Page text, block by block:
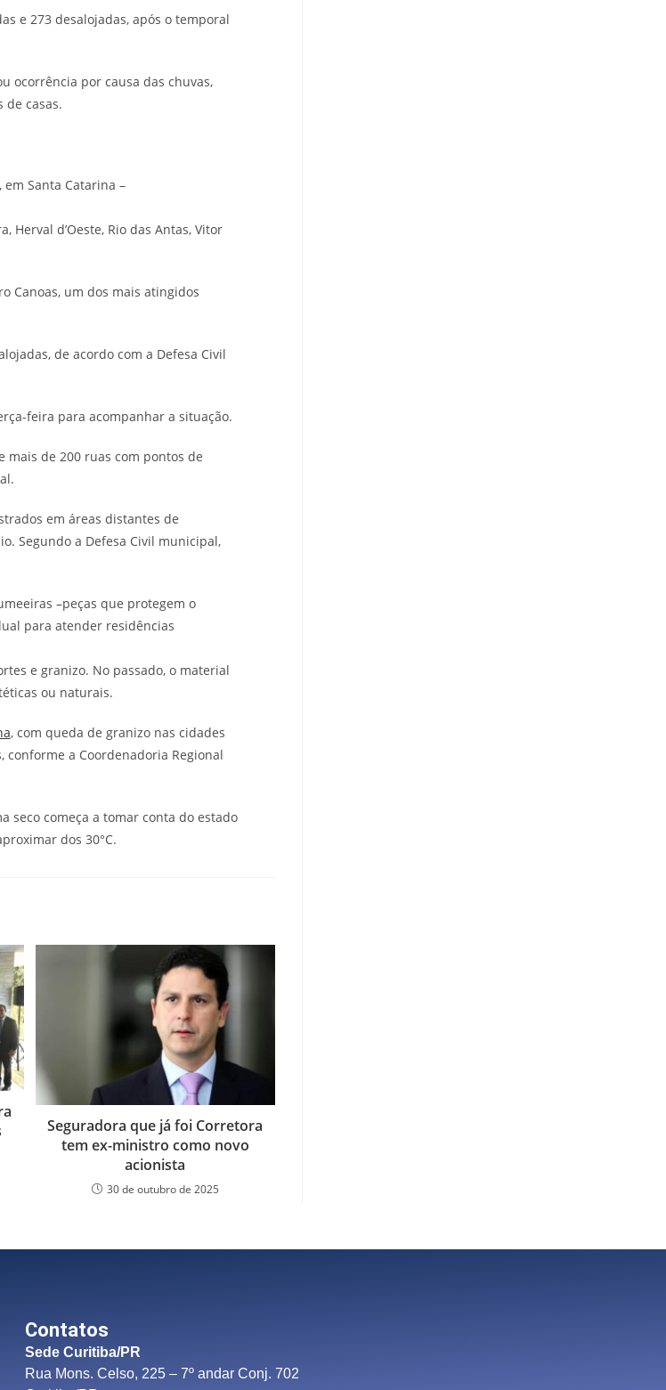
e 273 desalojadas, após o temporal
ocorrência por causa das chuvas,
de casas.
Santa Catarina –
Herval d’Oeste, Rio das Antas, Vitor
Canoas, um dos mais atingidos
de acordo com a Defesa Civil
feira para acompanhar a situação.
mais de 200 ruas com pontos de
em áreas distantes de
Segundo a Defesa Civil municipal,
–peças que protegem o
para atender residências
e granizo. No passado, o material
ou naturais.
, com queda de granizo nas cidades
conforme a Coordenadoria Regional
seco começa a tomar conta do estado
dos 30°C.
Seguradora que já foi Corretora
tem ex-ministro como novo
acionista
30 de outubro de 2025
Contatos
Sede Curitiba/PR
Rua Mons. Celso, 225 – 7º andar Conj. 702